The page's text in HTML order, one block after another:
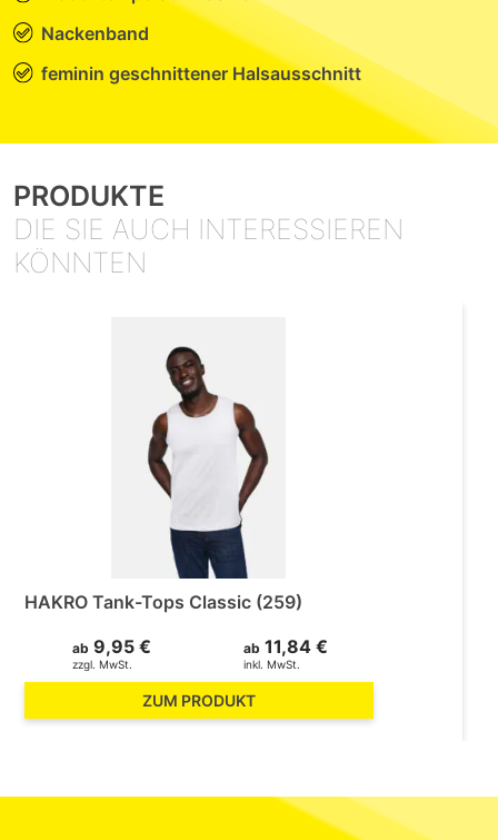
Nackenband
feminin geschnittener Halsausschnitt
PRODUKTE
DIE SIE AUCH INTERESSIEREN
KÖNNTEN
HAKRO Tank-Tops Classic (259)
ZUM PRODUKT
ab 9,95 €
zzgl. MwSt.
ab 11,84 €
inkl. MwSt.